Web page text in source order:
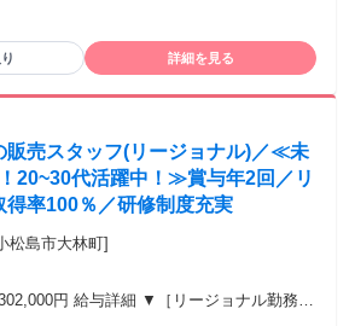
3万円込み（家賃6万円の物件入居の場
分時間外手当含む。実際の残業時間16.5ｈ）
円込み（家賃6万円の物件入居の場合）
で店長・マネジメント職経験者(登録販売
円 （39ｈ分時間外手当含む。実際の
任住宅手当3万円込み（家賃6万円の物件
囲と給与について】をご確認ください。
すことも可能。研修や講習会もあり。 ※
が増えてきており、入社後活躍に繋がっ
ん異業界からの応募や、第二新卒者も含め
詳細を見る
販売スタッフ(リージョナル)／≪未
20~30代活躍中！≫賞与年2回／リ
得率100％／研修制度充実
松島市大林町]
円 給与詳細 ▼［リージョナル勤務］